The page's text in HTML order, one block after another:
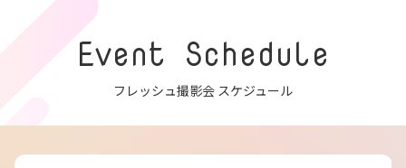
Event Schedule
フレッシュ撮影会 スケジュール